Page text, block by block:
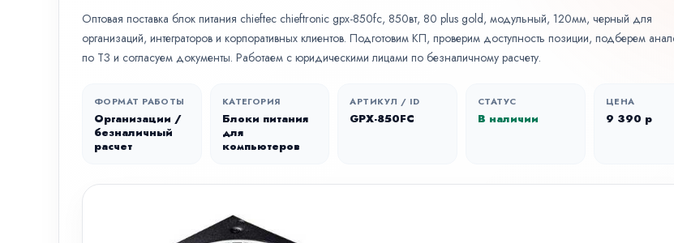
Оптовая поставка блок питания chieftec chieftronic gpx-850fc, 850вт, 80 plus gold, модульный, 120мм, черный для
организаций, интеграторов и корпоративных клиентов. Подготовим КП, проверим доступность позиции, подберем
по ТЗ и согласуем документы. Работаем с юридическими лицами по безналичному расчету.
ФОРМАТ РАБОТЫ
Организации /
безналичный
расчет
КАТЕГОРИЯ
Блоки питания
для
компьютеров
АРТИКУЛ / ID
GPX-850FC
СТАТУС
В наличии
ЦЕНА
9 390 р